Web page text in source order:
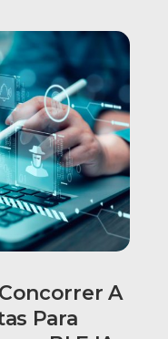
A
Para